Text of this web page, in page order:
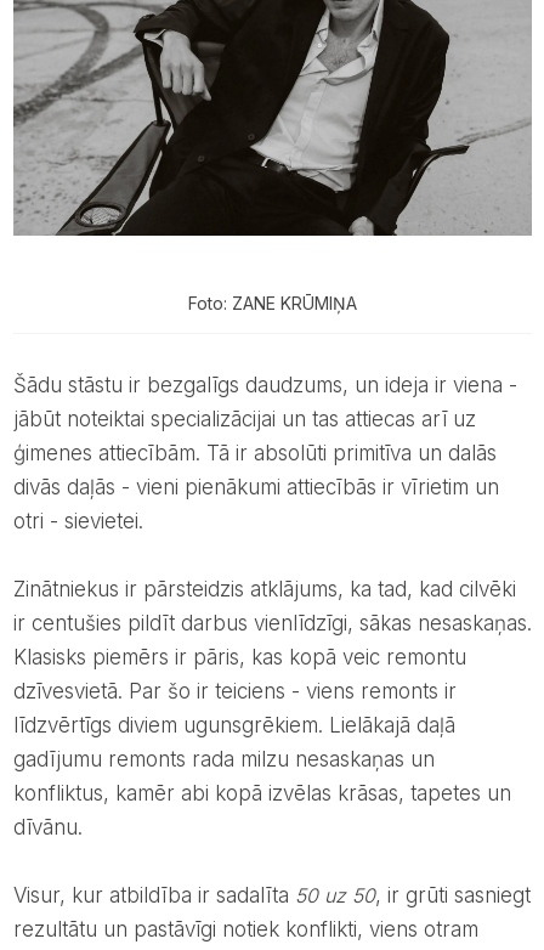
Foto: ZANE KRŪMIŅA
šādu stāstu ir bezgalīgs daudzums, un ideja ir viena -
jābūt noteiktai specializācijai un tas attiecas arī uz
ģimenes attiecībām. Tā ir absolūti primitīva un dalās
divās daļās - vieni pienākumi attiecībās ir vīrietim un
otri - sievietei.
Zinātniekus ir pārsteidzis atklājums, ka tad, kad cilvēki
ir centušies pildīt darbus vienlīdzīgi, sākas nesaskaņas.
Klasisks piemērs ir pāris, kas kopā veic remontu
dzīvesvietā. Par šo ir teiciens - viens remonts ir
līdzvērtīgs diviem ugunsgrēkiem. Lielākajā daļā
gadījumu remonts rada milzu nesaskaņas un
konfliktus, kamēr abi kopā izvēlas krāsas, tapetes un
dīvānu.
Visur, kur atbildība ir sadalīta 50 uz 50, ir grūti sasniegt
rezultātu un pastāvīgi notiek konflikti, viens otram